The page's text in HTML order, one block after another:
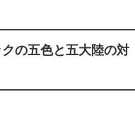
の五色と五大陸の対